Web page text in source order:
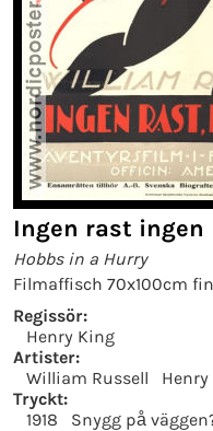
Ingen rast ingen
Hobbs in a Hurry
Filmaffisch 70x100cm
Regissör:
Henry King
Artister:
William Russell
Henry
Tryckt:
1918
Snygg på